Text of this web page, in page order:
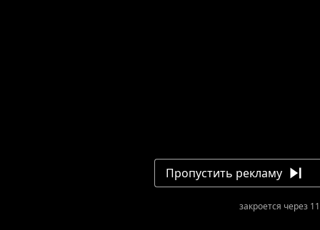
Пропустить рекламу
закроется через 10